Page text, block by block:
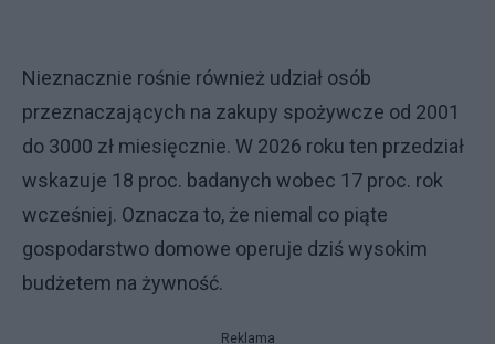
Nieznacznie rośnie również udział osób
przeznaczających na zakupy spożywcze od 2001
do 3000 zł miesięcznie. W 2026 roku ten przedział
wskazuje 18 proc. badanych wobec 17 proc. rok
wcześniej. Oznacza to, że niemal co piąte
gospodarstwo domowe operuje dziś wysokim
budżetem na żywność.
Reklama